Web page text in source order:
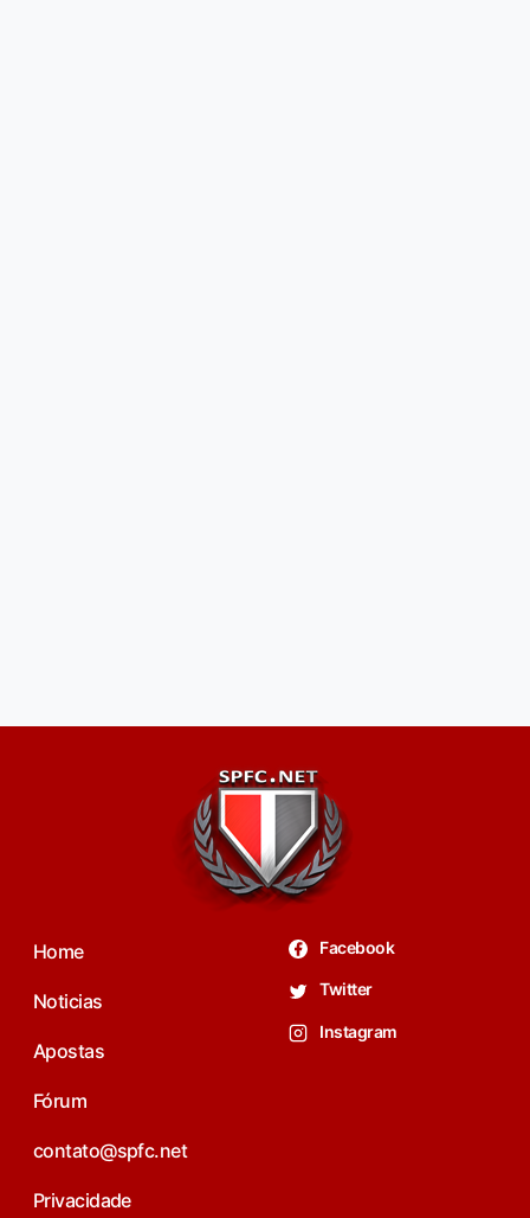
Home
Noticias
Apostas
Fórum
contato@spfc.net
Privacidade
Facebook
Twitter
Instagram